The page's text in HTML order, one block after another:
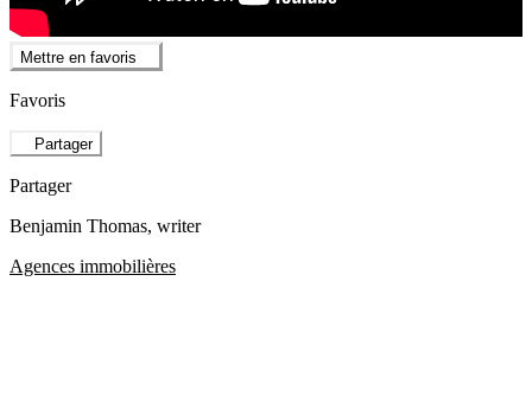
Mettre en favoris
Favoris
Partager
Partager
Benjamin Thomas, writer
Agences immobilières